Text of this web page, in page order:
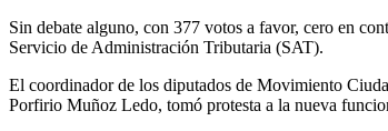
Sin debate alguno, con 377 votos a favor, cero en
Servicio de Administración Tributaria (SAT).
El coordinador de los diputados de Movimiento
Porfirio Muñoz Ledo, tomó protesta a la nueva